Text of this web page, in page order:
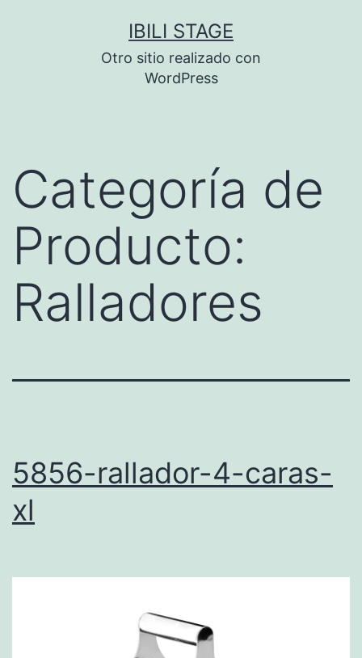
IBILI STAGE
Otro sitio realizado con
WordPress
Categoría de
Producto:
Ralladores
5856-rallador-4-caras-
xl